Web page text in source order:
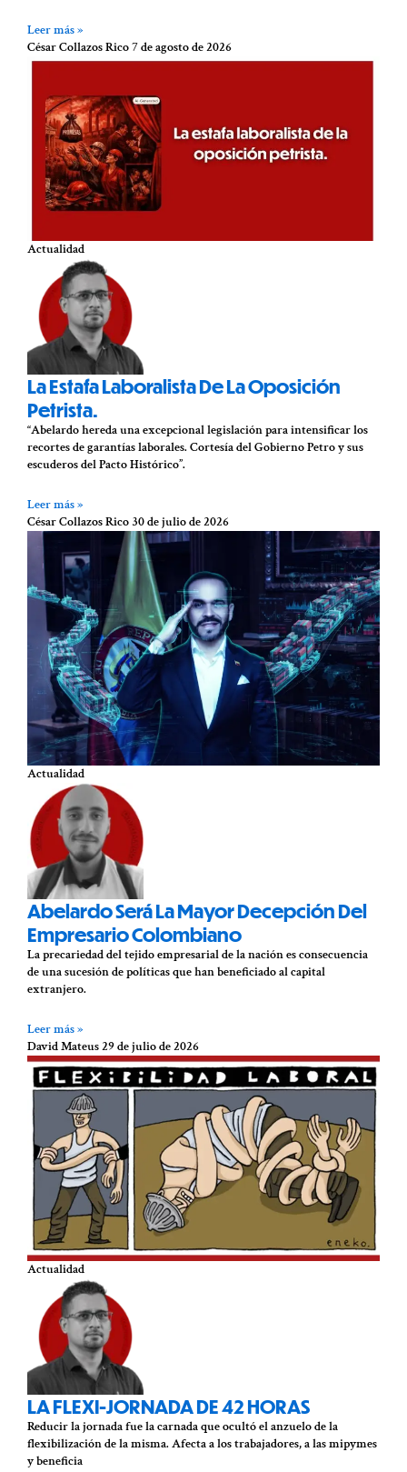
Leer más »
César Collazos Rico7 de agosto de 2026
Actualidad
La Estafa Laboralista De La Oposición
Petrista.
“Abelardo hereda una excepcional legislación para intensificar los
recortes de garantías laborales. Cortesía del Gobierno Petro y sus
escuderos del Pacto Histórico”.
Leer más »
César Collazos Rico 30 de julio de 2026
Actualidad
Abelardo Será La Mayor Decepción Del
Empresario Colombiano
La precariedad del tejido empresarial de la nación es consecuencia
de una sucesión de políticas que han beneficiado al capital
extranjero.
Leer más »
David Mateus29 de julio de 2026
Actualidad
LA FLEXI-JORNADA DE 42 HORAS
Reducir la jornada fue la carnada que ocultó el anzuelo de la
flexibilización de la misma. Afecta a los trabajadores, a las mipymes
y beneficia